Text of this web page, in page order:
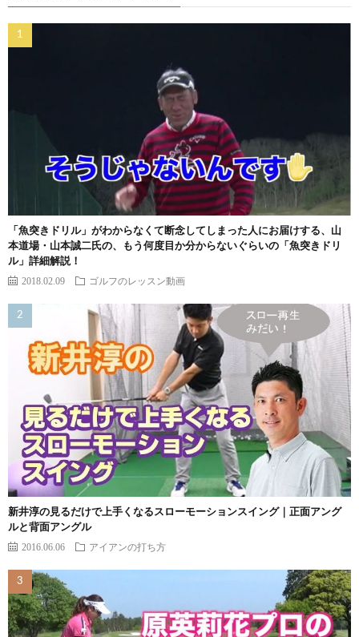
「魚突きドリル」がわからなくて断念してしまった人にお届けする、山
本道場・山本誠二氏の、もう何度目か分からないぐらいの「魚突きドリ
ル」詳細解説！
2018.02.09 ゴルフのレッスン動画
新井淳の見るだけで上手くなるスローモーションスイング｜正面アング
ルと背面アングル
2016.06.06 アイアンの打ち方